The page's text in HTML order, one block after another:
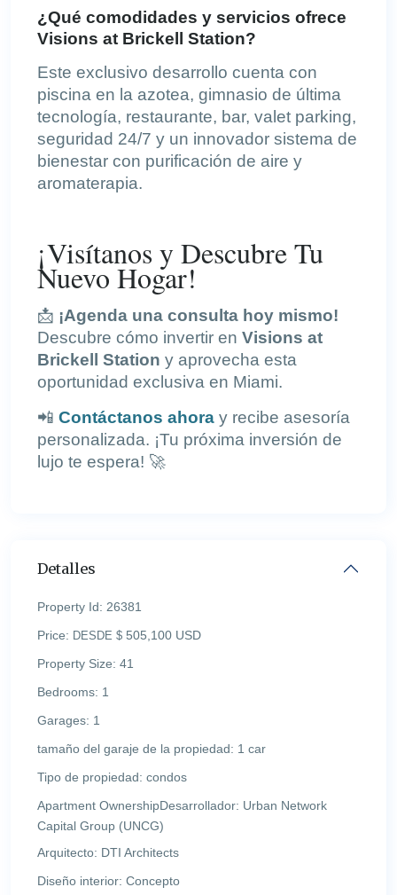
¿Qué comodidades y servicios ofrece
Visions at Brickell Station?
Este exclusivo desarrollo cuenta con
piscina en la azotea, gimnasio de última
tecnología, restaurante, bar, valet parking,
seguridad 24/7 y un innovador sistema de
bienestar con purificación de aire y
aromaterapia.
¡Visítanos y Descubre Tu
Nuevo Hogar!
📩 ¡Agenda una consulta hoy mismo!
Descubre cómo invertir en Visions at
Brickell Station y aprovecha esta
oportunidad exclusiva en Miami.
📲 Contáctanos ahora y recibe asesoría
personalizada. ¡Tu próxima inversión de
lujo te espera! 🚀
Detalles
Property Id: 26381
Price: DESDE $ 505,100 USD
Property Size: 41
Bedrooms: 1
Garages: 1
tamaño del garaje de la propiedad: 1 car
Tipo de propiedad: condos
Apartment OwnershipDesarrollador: Urban Network
Capital Group (UNCG)
Arquitecto: DTI Architects
Diseño interior: Concepto